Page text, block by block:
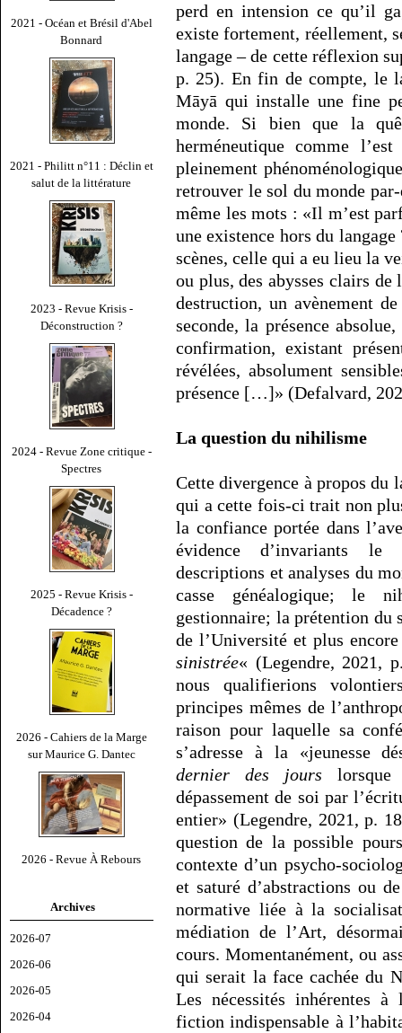
2021 - Océan et Brésil d'Abel
Bonnard
2021 - Philitt n°11 : Déclin et
salut de la littérature
2023 - Revue Krisis -
Déconstruction ?
2024 - Revue Zone critique -
Spectres
2025 - Revue Krisis -
Décadence ?
2026 - Cahiers de la Marge
sur Maurice G. Dantec
2026 - Revue À Rebours
Archives
2026-07
2026-06
2026-05
2026-04
perd en intension ce qu’il
existe fortement, réellement,
langage – de cette réflexion
p. 25). En fin de compte, le
Māyā qui installe une fine
monde. Si bien que la
herméneutique comme
pleinement
retrouver le sol du monde
même les mots : «Il m’est
une existence hors du
scènes, celle qui a eu lieu la
ou plus, des abysses clairs
destruction, un avènement
seconde, la présence
confirmation, existant
révélées, absolument
présence […]» (Defalvard,
La question du nihilisme
Cette divergence à propos du
qui a cette fois-ci trait non
la confiance portée dans
évidence d’invariants le
descriptions et analyses du
casse généalogique; le
gestionnaire; la prétention du
de l’Université et plus
sinistrée« (Legendre, 2021,
nous qualifierions
principes mêmes de
raison pour laquelle sa
s’adresse à la «jeunesse
dernier des jours lorsque
dépassement de soi par
entier» (Legendre, 2021, p.
question de la possible
contexte d’un psycho-
et saturé d’abstractions ou
normative liée à la
médiation de l’Art,
cours. Momentanément, ou
qui serait la face cachée du
Les nécessités inhérentes à
fiction indispensable à